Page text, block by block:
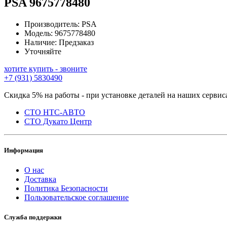
Производитель: PSA
Модель: 9675778480
Наличие: Предзаказ
Уточняйте
хотите купить - звоните
+7 (931) 5830490
Скидка 5% на работы - при установке деталей на наших
СТО НТС-АВТО
СТО Дукато Центр
Информация
О нас
Доставка
Политика Безопасности
Пользовательское соглашение
Служба поддержки